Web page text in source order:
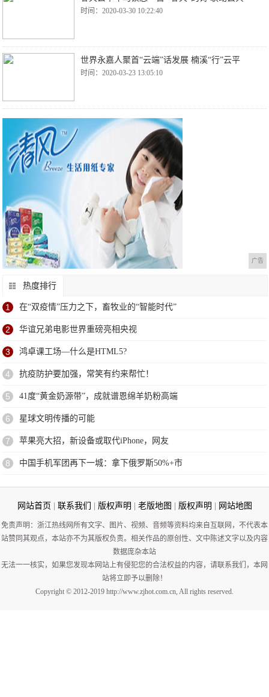
时间：2020-03-30 10:22:40
世界永嘉人聚首“云端”话发展 楠溪“行”云平
时间：2020-03-23 13:05:10
广告
热度排行
1 在“双疫情”压力之下，畜牧业的“智能时代”
2 华谊兄弟电影世界重磅亮相央视
3 鸿卓课工场—什么是HTML5?
4 抗疫防护要加强，常笑有约来帮忙！
5 41度“黄金奶源带”，成就谱恩绵羊奶粉高端
6 星球文明传播的可能
7 苹果亮大招，新设备或取代iPhone，网友
8 中国手机军团再下一城：拿下俄罗斯50%+市
网站首页 联系我们 版权声明 老版地图 版权声明 网站地图
免责声明：浙江热线网所有文字、图片、视频、音频等资料均来自互联网，不代表本
站赞同其观点，本站亦不为其版权负责。相关作品的原创性、文中陈述文字以及内容
数据庞杂本站
无法一一核实，如果您发现本网站上有侵犯您的合法权益的内容，请联系我们，本网
站将立即予以删除！
Copyright © 2012-2019 http://www.zjhot.com.cn, All rights reserved.